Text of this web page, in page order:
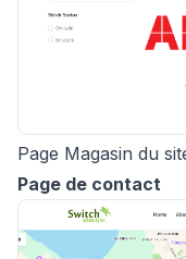
Page Magasin du
Page de contact